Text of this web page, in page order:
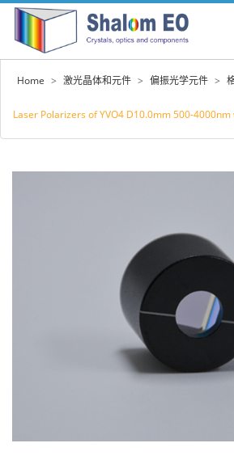
Home > 激光晶体和元件 > 偏振光学元件 >
Laser Polarizers of YVO4 D10.0mm 500-